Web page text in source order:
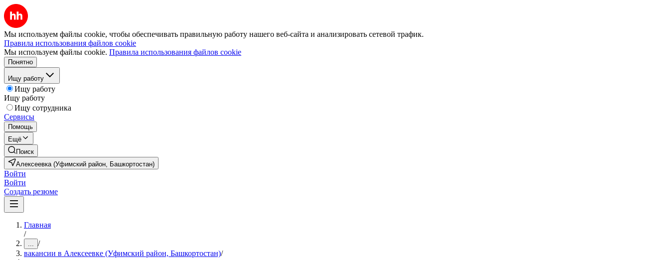
Мы используем файлы cookie, чтобы обеспечивать правильную работу нашего веб-сайта и анализировать сетевой трафик.
Правила использования файлов cookie
Мы используем файлы cookie. Правила использования файлов cookie
Понятно
Ищу работу
Ищу работу
Ищу работу
Ищу сотрудника
Сервисы
Помощь
Ещё
Поиск
Алексеевка (Уфимский район, Башкортостан)
Войти
Войти
Создать резюме
Главная
/
... /
вакансии в Алексеевке (Уфимский район, Башкортостан)/